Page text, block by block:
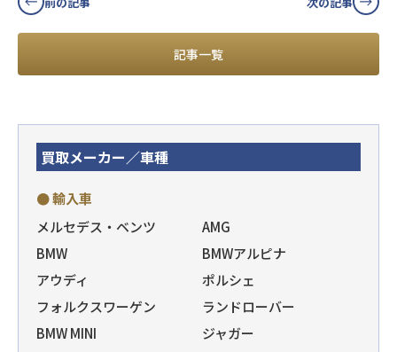
記事一覧
買取メーカー／車種
● 輸入車
メルセデス・ベンツ
AMG
BMW
BMWアルピナ
アウディ
ポルシェ
フォルクスワーゲン
ランドローバー
BMW MINI
ジャガー